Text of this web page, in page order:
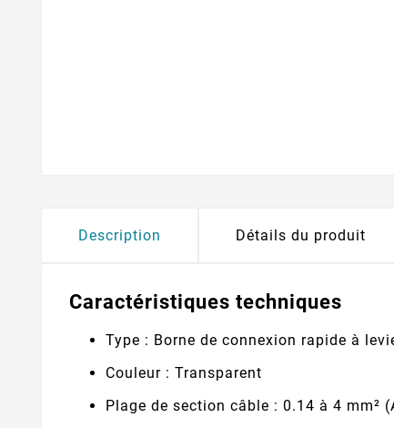
Description Détails du produit
Caractéristiques techniques
Type : Borne de connexion rapide à
Couleur : Transparent
Plage de section câble : 0.14 à 4 mm²